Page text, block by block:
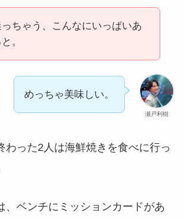
ちゃう、こんなにいっぱいあ
。
瀬戸利樹
めっちゃ美味しい。
わった2人は海鮮焼きを食べに行っ
、ベンチにミッションカードがあ